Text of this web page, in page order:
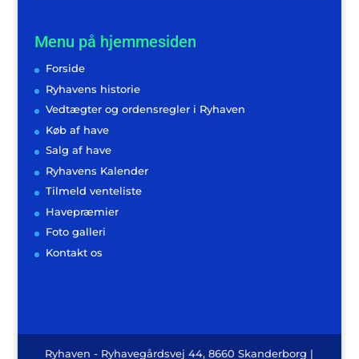
Menu på hjemmesiden
Forside
Ryhavens historie
Vedtægter og ordensregler i Ryhaven
Køb af have
Salg af have
Ryhavens Kalender
Tilmeld venteliste
Havepræmier
Foto galleri
Kontakt os
Ryhaven - Ryhavegårdsvej 44, 8660 Skanderborg |